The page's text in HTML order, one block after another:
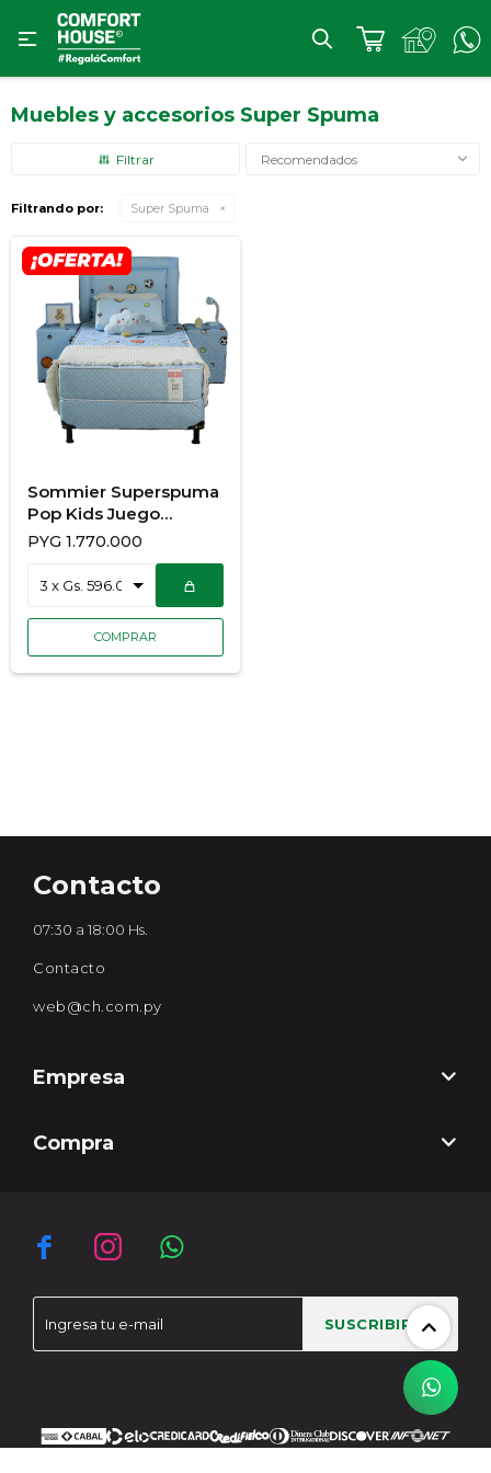

Muebles y accesorios Super Spuma
Recomendados
Filtrando por: Super Spuma
Sommier Superspuma
Pop Kids Juego
Completo 100X190
PYG 1.770.000
  
SUSCRIBIRME
Contacto
07:30 a 18:00 Hs.
Contacto
web@ch.com.py
Empresa
Compra